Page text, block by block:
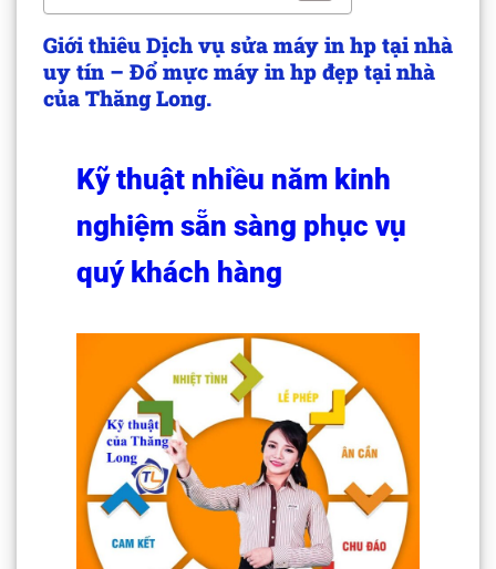
Giới thiêu Dịch vụ sửa máy in hp tại nhà
uy tín – Đổ mực máy in hp đẹp tại nhà
của Thăng Long.
Kỹ thuật nhiều năm kinh
nghiệm sẵn sàng phục vụ
quý khách hàng